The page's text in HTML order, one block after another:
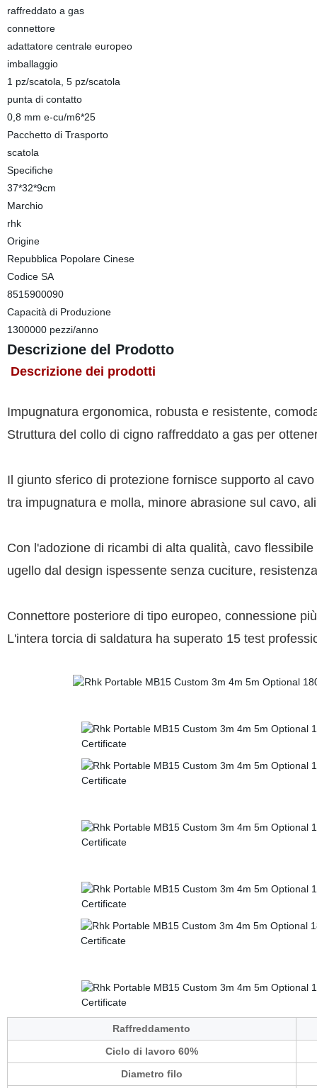
raffreddato a gas
connettore
adattatore centrale europeo
imballaggio
1 pz/scatola, 5 pz/scatola
punta di contatto
0,8 mm e-cu/m6*25
Pacchetto di Trasporto
scatola
Specifiche
37*32*9cm
Marchio
rhk
Origine
Repubblica Popolare Cinese
Codice SA
8515900090
Capacità di Produzione
1300000 pezzi/anno
Descrizione del Prodotto
Descrizione dei prodotti
Impugnatura ergonomica, robusta e resistente,
Struttura del collo di cigno raffreddato a gas per
Il giunto sferico di protezione fornisce supporto al
tra impugnatura e molla, minore abrasione sul cavo,
Con l'adozione di ricambi di alta qualità, cavo
ugello dal design ispessente senza cuciture,
Connettore posteriore di tipo europeo, connessione
L'intera torcia di saldatura ha superato 15 test
Raffreddamento
Ciclo di lavoro 60%
Diametro filo